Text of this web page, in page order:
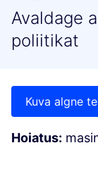
Avaldage
poliitikat
Kuva algne
Hoiatus: